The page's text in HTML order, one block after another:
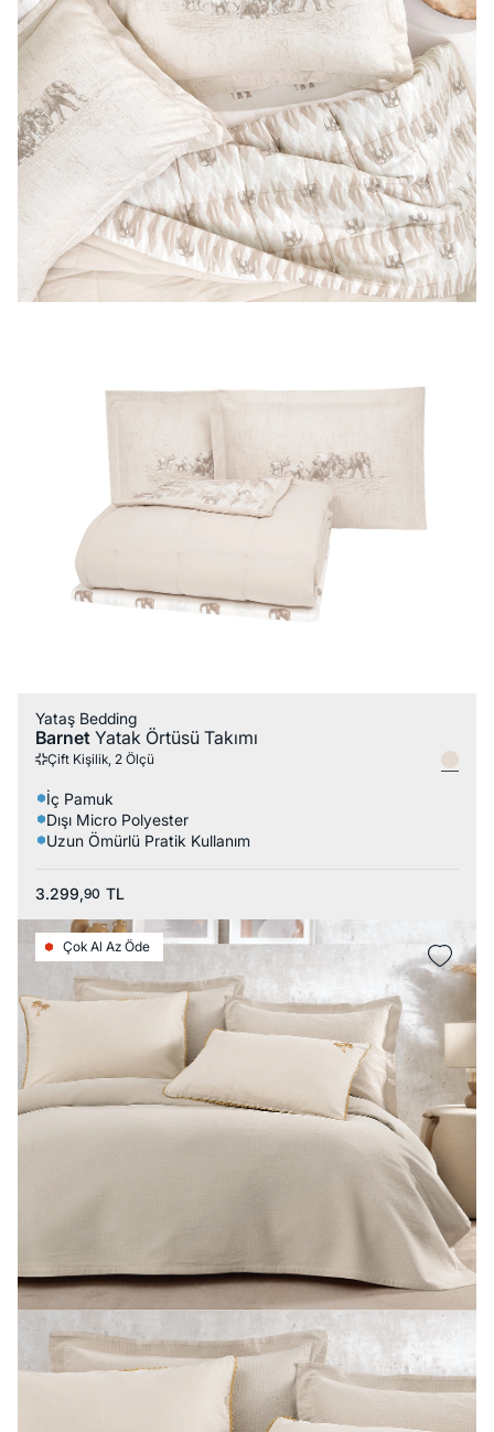
Yataş Bedding
Barnet Yatak Örtüsü Takımı
Çift Kişilik, 2 Ölçü
İç Pamuk
Dışı Micro Polyester
Uzun Ömürlü Pratik Kullanım
3.299,90 TL
Çok Al Az Öde